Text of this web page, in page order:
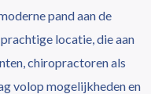
pand aan de
locatie, die aan
chiropractoren als
volop mogelijkheden en